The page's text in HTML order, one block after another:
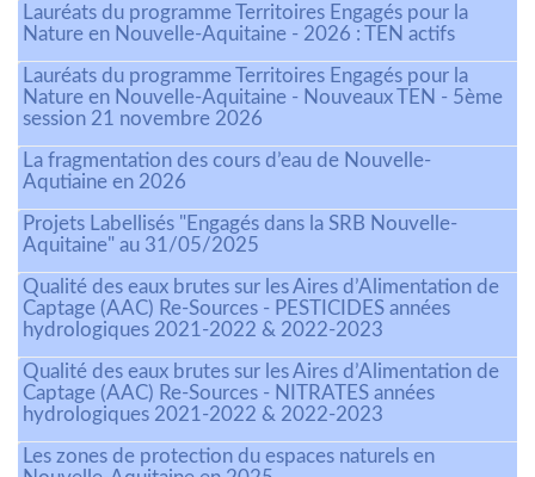
Lauréats du programme Territoires Engagés pour la
Nature en Nouvelle-Aquitaine - 2026 : TEN actifs
Lauréats du programme Territoires Engagés pour la
Nature en Nouvelle-Aquitaine - Nouveaux TEN - 5ème
session 21 novembre 2026
La fragmentation des cours d’eau de Nouvelle-
Aqutiaine en 2026
Projets Labellisés "Engagés dans la SRB Nouvelle-
Aquitaine" au 31/05/2025
Qualité des eaux brutes sur les Aires d’Alimentation de
Captage (AAC) Re-Sources - PESTICIDES années
hydrologiques 2021-2022 & 2022-2023
Qualité des eaux brutes sur les Aires d’Alimentation de
Captage (AAC) Re-Sources - NITRATES années
hydrologiques 2021-2022 & 2022-2023
Les zones de protection du espaces naturels en